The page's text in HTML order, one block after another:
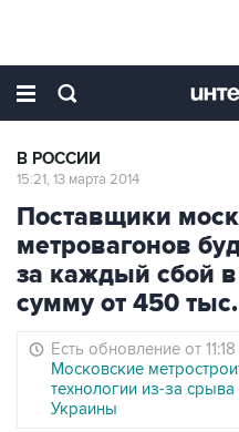
В РОССИИ
15:21, 13 марта 2014
Поставщики
метровагонов
за каждый сбой
сумму от 450
Есть обновление от 11:18
Московские
технологии из-за
Украины